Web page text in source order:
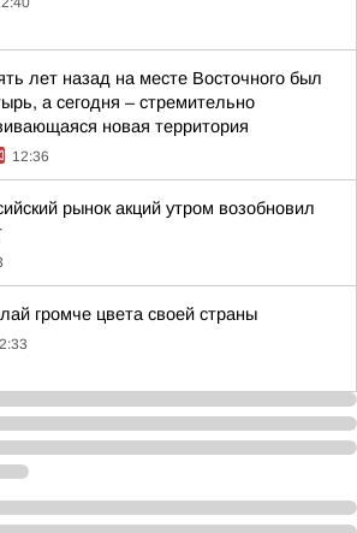
лет назад на месте Восточного был
а сегодня – стремительно
новая территория
12:36
рынок акций утром возобновил
громче цвета своей страны